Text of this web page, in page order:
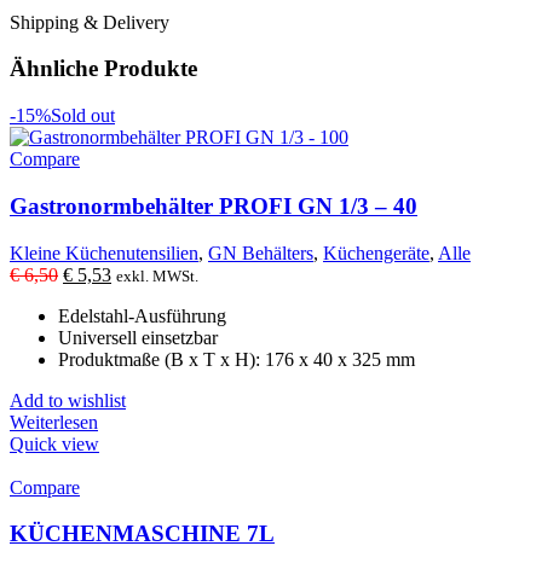
Shipping & Delivery
Ähnliche Produkte
-15%Sold out
Compare
Gastronormbehälter PROFI GN 1/3 – 40
Kleine Küchenutensilien, GN Behälters, Küchengeräte, Alle
€6,50 Ursprünglicher
war:
€ 6,50
€ 5,53Aktueller
ist:
€ 5,53.
exkl. MWSt.
Edelstahl-Ausführung
Universell einsetzbar
Produktmaße (B x T x H): 176 x 40 x 325 mm
Add to wishlist
Weiterlesen
Quick view
Compare
KÜCHENMASCHINE 7L